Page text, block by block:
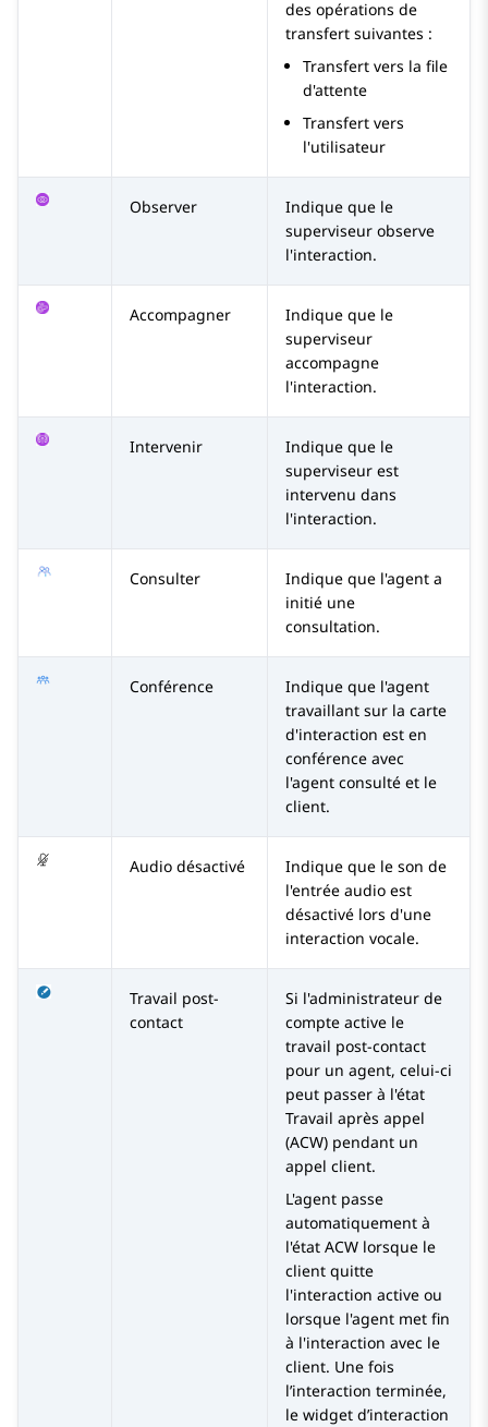
des opérations de
transfert suivantes :
Transfert vers la file
d'attente
Transfert vers
l'utilisateur
Observer
Indique que le
superviseur observe
l'interaction.
Accompagner
Indique que le
superviseur
accompagne
l'interaction.
Intervenir
Indique que le
superviseur est
intervenu dans
l'interaction.
Consulter
Indique que l'agent a
initié une
consultation.
Conférence
Indique que l'agent
travaillant sur la carte
d'interaction est en
conférence avec
l'agent consulté et le
client.
Audio désactivé
Indique que le son de
l'entrée audio est
désactivé lors d'une
interaction vocale.
Travail post-
contact
Si l'administrateur de
compte active le
travail post-contact
pour un agent, celui-ci
peut passer à l'état
Travail après appel
(ACW) pendant un
appel client.
L'agent passe
automatiquement à
l'état ACW lorsque le
client quitte
l'interaction active ou
lorsque l'agent met fin
à l'interaction avec le
client. Une fois
l’interaction terminée,
le widget d’interaction